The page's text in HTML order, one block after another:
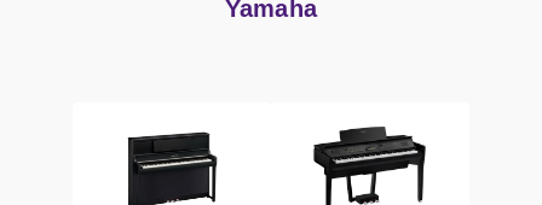
Yamaha